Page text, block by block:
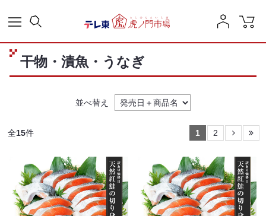
干物・漬魚・うなぎ
並べ替え
全15件 1 2